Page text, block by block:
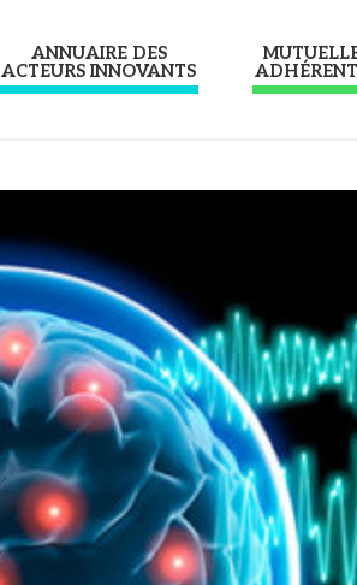
ANNUAIRE DES
ACTEURS INNOVANTS